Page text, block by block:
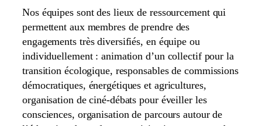
Nos équipes sont des lieux de ressourcement qui
permettent aux membres de prendre des
engagements très diversifiés, en équipe ou
individuellement : animation d’un collectif pour la
transition écologique, responsables de commissions
démocratiques, énergétiques et agricultures,
organisation de ciné-débats pour éveiller les
consciences, organisation de parcours autour de